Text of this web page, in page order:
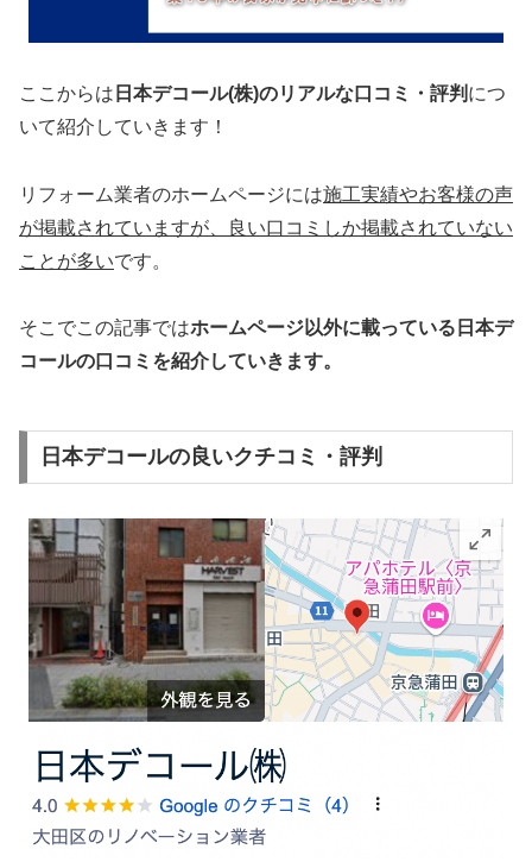
ここからは 日本デコール(株)のリアルな口コミ・評判 につ
いて紹介していきます！
リフォーム業者のホームページには施工実績やお客様の声
が掲載されていますが、
良い口コミしか掲載されていない
ことが多いです。
そこでこの記事ではホームページ以外に載っている日本デ
コールの口コミを紹介していきます。
日本デコールの良いクチコミ・評判